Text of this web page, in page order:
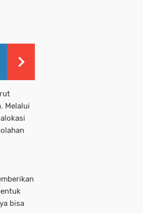
Melalui
bisa